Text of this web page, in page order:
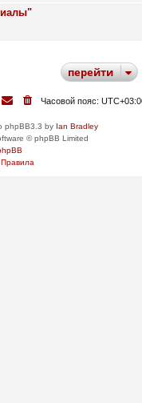
перейти
Часовой пояс:
phpBB3.3 by Ian Bradley
© phpBB Limited
Правила